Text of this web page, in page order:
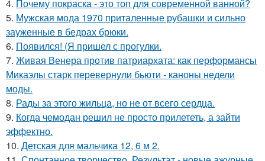
4. Почему покраска - это топ для современной ванной?
5. Мужская мода 1970 приталенные рубашки и сильно
зауженные в бедрах брюки.
6. Появился! (Я пришел с прогулки.
7. Живая Венера против патриархата: как перформансы
Микаэлы старк перевернули бьюти - каноны недели
моды.
8. Рады за этого жильца, но не от всего сердца.
9. Когда чемодан решил не просто прилететь, а зайти
эффектно.
10. Детская для мальчика 12, 6 м 2.